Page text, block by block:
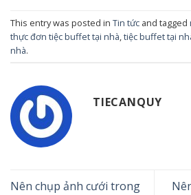
This entry was posted in Tin tức and tagged
thực đơn tiệc buffet tại nhà tiệc buffet tại
nhà.
TIECANQUY
Nên chụp ảnh cưới trong